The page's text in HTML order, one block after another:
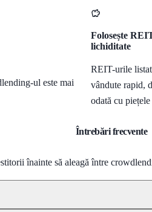
ul este mai
Folosește
lichiditate
REIT-urile
vândute rapid,
odată cu
Întrebări frecvente
înainte să aleagă între